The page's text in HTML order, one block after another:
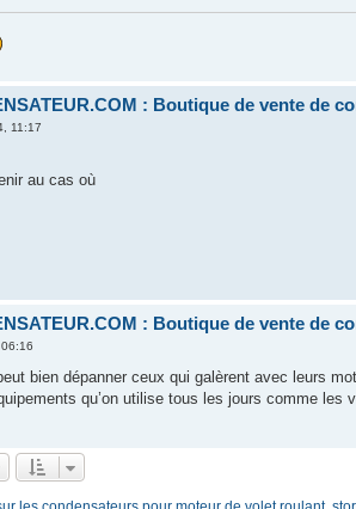
: Boutique de vente de
11:17
au cas où
: Boutique de vente de
bien dépanner ceux qui galèrent avec leurs
qu’on utilise tous les jours comme les